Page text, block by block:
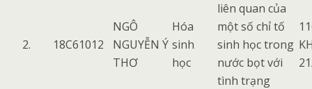
2. 18C61012
NGÔ
NGUYỄN Ý
THƠ
Hóa
sinh
học
liên quan của
một số chỉ tố
sinh học trong
nước bọt với
tình trạng